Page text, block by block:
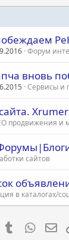
Форум
вновь
Сервисы и
продвижения и
сайтов
в каталогах/
PinterestTumblr